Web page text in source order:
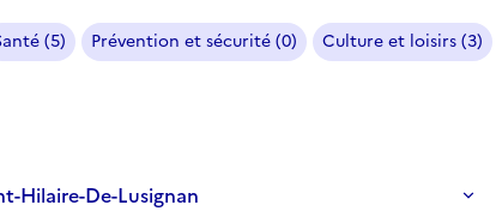
(5) Prévention et sécurité (0)
Culture et loisirs (3)
Hilaire-De-Lusignan